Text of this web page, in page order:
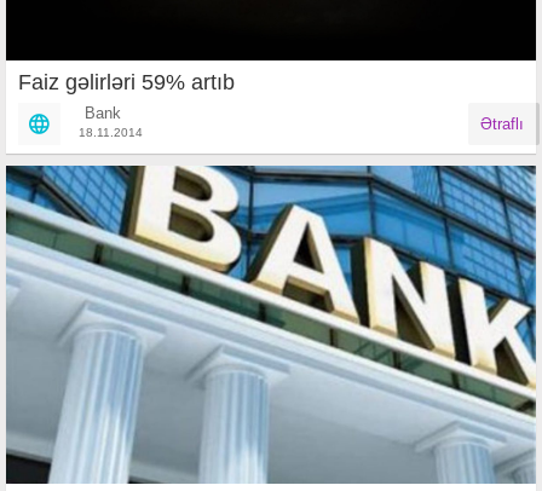
Faiz gəlirləri 59% artıb
Bank
18.11.2014 Ətraflı